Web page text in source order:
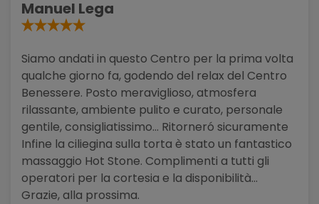
Manuel Lega
Siamo andati in questo Centro per la prima volta
qualche giorno fa, godendo del relax del Centro
Benessere. Posto meraviglioso, atmosfera
rilassante, ambiente pulito e curato, personale
gentile, consigliatissimo... Ritorneró sicuramente
Infine la ciliegina sulla torta è stato un fantastico
massaggio Hot Stone. Complimenti a tutti gli
operatori per la cortesia e la disponibilità...
Grazie, alla prossima.